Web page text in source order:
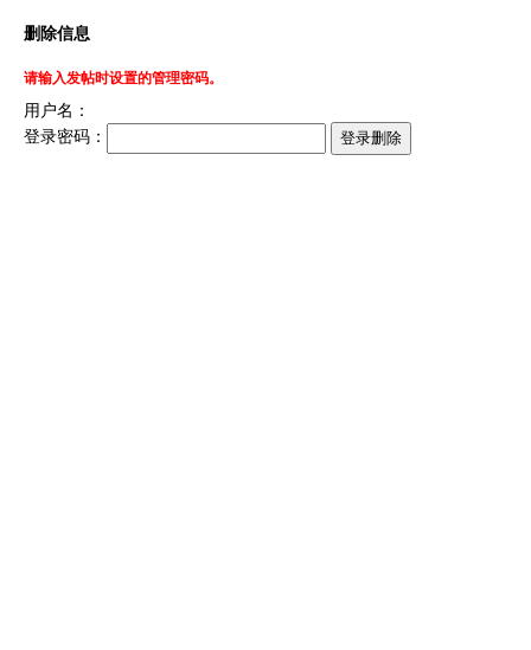
删除信息
请输入发帖时设置的管理密码。
用户名：
登录密码：